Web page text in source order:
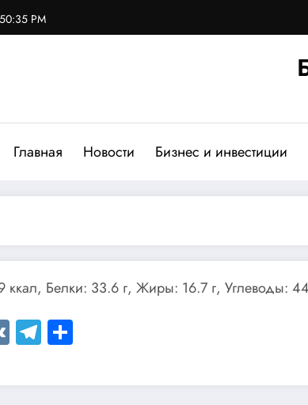
PM
Главная Новости Бизнес и инвестиции
ккал, Белки: 33.6 г, Жиры: 16.7 г, Углеводы:
VKTelegram